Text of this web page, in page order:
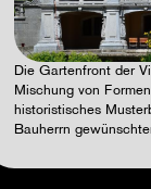
Die Gartenfront der
Mischung von
historistisches
Bauherrn